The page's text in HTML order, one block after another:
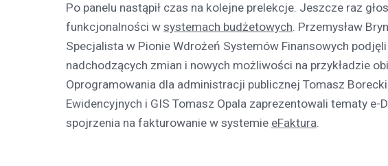
Po panelu nastąpił czas na kolejne prelekcje. Jeszcze raz
funkcjonalności w systemach budżetowych. Przemysław
Specjalista w Pionie Wdrożeń Systemów Finansowych
nadchodzących zmian i nowych możliwości na przykładzie
Oprogramowania dla administracji publicznej Tomasz
Ewidencyjnych i GIS Tomasz Opala zaprezentowali tematy
spojrzenia na fakturowanie w systemie eFaktura.